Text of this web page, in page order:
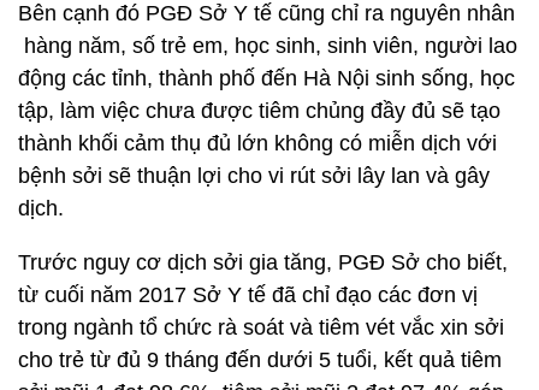
Bên cạnh đó PGĐ Sở Y tế cũng chỉ ra nguyên nhân
hàng năm, số trẻ em, học sinh, sinh viên, người lao
động các tỉnh, thành phố đến Hà Nội sinh sống, học
tập, làm việc chưa được tiêm chủng đầy đủ sẽ tạo
thành khối cảm thụ đủ lớn không có miễn dịch với
bệnh sởi sẽ thuận lợi cho vi rút sởi lây lan và gây
dịch.
Trước nguy cơ dịch sởi gia tăng, PGĐ Sở cho biết,
từ cuối năm 2017 Sở Y tế đã chỉ đạo các đơn vị
trong ngành tổ chức rà soát và tiêm vét vắc xin sởi
cho trẻ từ đủ 9 tháng đến dưới 5 tuổi, kết quả tiêm